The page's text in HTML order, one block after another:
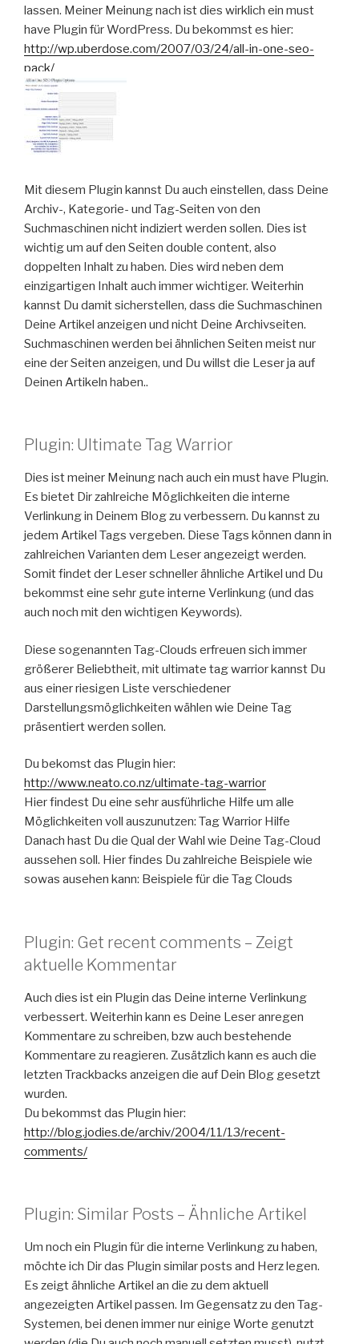
lassen. Meiner Meinung nach ist dies wirklich ein must
have Plugin für WordPress. Du bekommst es hier:
http://wp.uberdose.com/2007/03/24/all-in-one-seo-
pack/
Mit diesem Plugin kannst Du auch einstellen, dass Deine
Archiv-, Kategorie- und Tag-Seiten von den
Suchmaschinen nicht indiziert werden sollen. Dies ist
wichtig um auf den Seiten double content, also
doppelten Inhalt zu haben. Dies wird neben dem
einzigartigen Inhalt auch immer wichtiger. Weiterhin
kannst Du damit sicherstellen, dass die Suchmaschinen
Deine Artikel anzeigen und nicht Deine Archivseiten.
Suchmaschinen werden bei ähnlichen Seiten meist nur
eine der Seiten anzeigen, und Du willst die Leser ja auf
Deinen Artikeln haben..
Plugin: Ultimate Tag Warrior
Dies ist meiner Meinung nach auch ein must have Plugin.
Es bietet Dir zahlreiche Möglichkeiten die interne
Verlinkung in Deinem Blog zu verbessern. Du kannst zu
jedem Artikel Tags vergeben. Diese Tags können dann in
zahlreichen Varianten dem Leser angezeigt werden.
Somit findet der Leser schneller ähnliche Artikel und Du
bekommst eine sehr gute interne Verlinkung (und das
auch noch mit den wichtigen Keywords).
Diese sogenannten Tag-Clouds erfreuen sich immer
größerer Beliebtheit, mit ultimate tag warrior kannst Du
aus einer riesigen Liste verschiedener
Darstellungsmöglichkeiten wählen wie Deine Tag
präsentiert werden sollen.
Du bekomst das Plugin hier:
http://www.neato.co.nz/ultimate-tag-warrior
Hier findest Du eine sehr ausführliche Hilfe um alle
Möglichkeiten voll auszunutzen: Tag Warrior Hilfe
Danach hast Du die Qual der Wahl wie Deine Tag-Cloud
aussehen soll. Hier findes Du zahlreiche Beispiele wie
sowas ausehen kann: Beispiele für die Tag Clouds
Plugin: Get recent comments – Zeigt
aktuelle Kommentar
Auch dies ist ein Plugin das Deine interne Verlinkung
verbessert. Weiterhin kann es Deine Leser anregen
Kommentare zu schreiben, bzw auch bestehende
Kommentare zu reagieren. Zusätzlich kann es auch die
letzten Trackbacks anzeigen die auf Dein Blog gesetzt
wurden.
Du bekommst das Plugin hier:
http://blog.jodies.de/archiv/2004/11/13/recent-
comments/
Plugin: Similar Posts – Ähnliche Artikel
Um noch ein Plugin für die interne Verlinkung zu haben,
möchte ich Dir das Plugin similar posts and Herz legen.
Es zeigt ähnliche Artikel an die zu dem aktuell
angezeigten Artikel passen. Im Gegensatz zu den Tag-
Systemen, bei denen immer nur einige Worte genutzt